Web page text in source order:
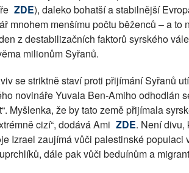
ZDE), daleko bohatší a stabilnější
mnohem menšímu počtu běženců – a to
z destabilizačních faktorů syrského
milionům Syřanů.
se striktně staví proti přijímání Syřanů
novináře Yuvala Ben-Amiho odhodlán
Myšlenka, že by tato země přijímala
cizí“, dodává Ami ZDE. Není divu,
Izrael zaujímá vůči palestinské populaci
dále pak vůči beduínům a